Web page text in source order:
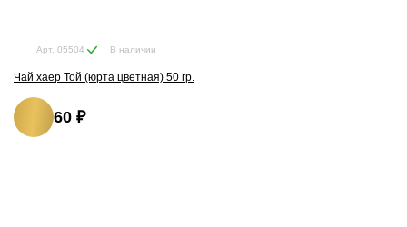
Арт. 05504 В наличии
Чай хаер Той (юрта цветная) 50 гр.
60 ₽